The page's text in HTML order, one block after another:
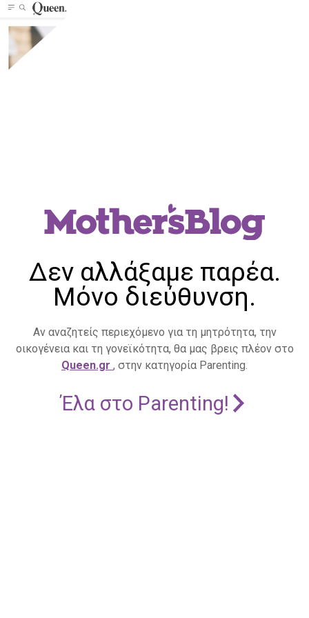
Δεν αλλάξαμε παρέα.
Μόνο διεύθυνση.
Αν αναζητείς περιεχόμενο για τη μητρότητα, την
οικογένεια και τη γονεϊκότητα, θα μας βρεις πλέον στο
Queen.gr , στην κατηγορία Parenting.
Έλα στο Parenting!